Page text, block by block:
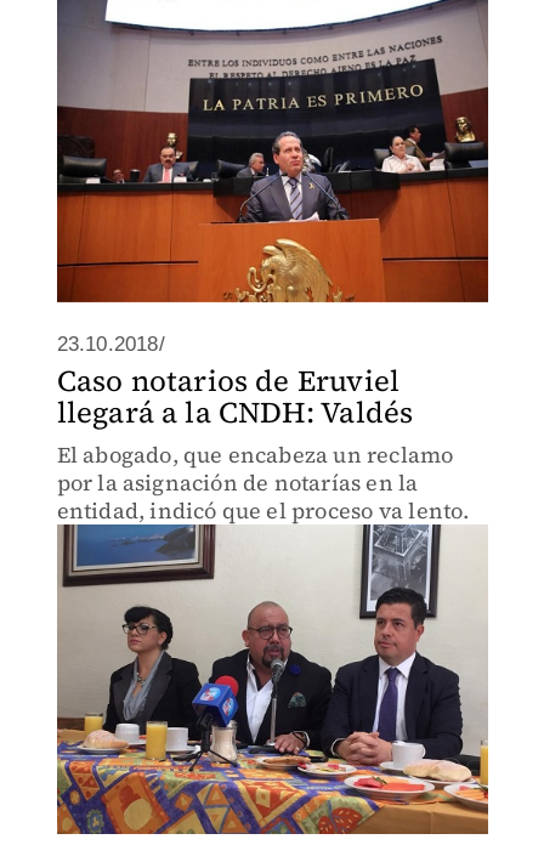
23.10.2018/
Caso notarios de Eruviel
llegará a la CNDH: Valdés
El abogado, que encabeza un reclamo
por la asignación de notarías en la
entidad, indicó que el proceso va lento.